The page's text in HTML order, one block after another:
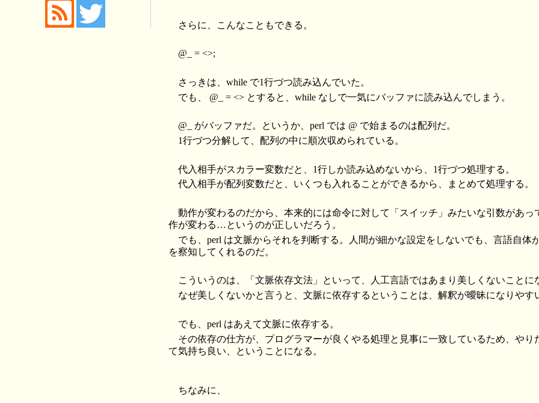
さらに、こんなこともできる。
@_ = <>;
さっきは、while で1行づつ読み込んでいた。
でも、 @_ = <> とすると、while なしで一気にバッファに読み込んでしまう。
@_ がバッファだ。というか、perl では @ で始まるのは配列だ。
1行づつ分解して、配列の中に順次収められている。
代入相手がスカラー変数だと、1行しか読み込めないから、1行づつ処理する。
代入相手が配列変数だと、いくつも入れることができるから、まとめて処理する。
動作が変わるのだから、本来的には命令に対して「スイッチ」みたいな引数があっ
作が変わる…というのが正しいだろう。
でも、perl は文脈からそれを判断する。人間が細かな設定をしないでも、言語自体
を察知してくれるのだ。
こういうのは、「文脈依存文法」といって、人工言語ではあまり美しくないことに
なぜ美しくないかと言うと、文脈に依存するということは、解釈が曖昧になりやす
でも、perl はあえて文脈に依存する。
その依存の仕方が、プログラマーが良くやる処理と見事に一致しているため、やり
て気持ち良い、ということになる。
ちなみに、